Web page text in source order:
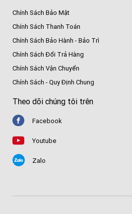
Chính Sách Bảo Mật
Chính Sách Thanh Toán
Chính Sách Bảo Hành - Bảo Trì
Chính Sách Đổi Trả Hàng
Chính Sách Vận Chuyển
Chính Sách - Quy Định Chung
Theo dõi chúng tôi trên
Facebook
Youtube
Zalo